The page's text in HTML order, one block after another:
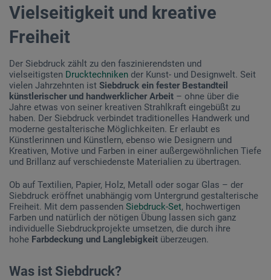
Vielseitigkeit und kreative
Freiheit
Der Siebdruck zählt zu den faszinierendsten und
vielseitigsten Drucktechniken der Kunst- und Designwelt. Seit
vielen Jahrzehnten ist Siebdruck ein fester Bestandteil
künstlerischer und handwerklicher Arbeit – ohne über die
Jahre etwas von seiner kreativen Strahlkraft eingebüßt zu
haben. Der Siebdruck verbindet traditionelles Handwerk und
moderne gestalterische Möglichkeiten. Er erlaubt es
Künstlerinnen und Künstlern, ebenso wie Designern und
Kreativen, Motive und Farben in einer außergewöhnlichen Tiefe
und Brillanz auf verschiedenste Materialien zu übertragen.
Ob auf Textilien, Papier, Holz, Metall oder sogar Glas – der
Siebdruck eröffnet unabhängig vom Untergrund gestalterische
Freiheit. Mit dem passenden Siebdruck-Set, hochwertigen
Farben und natürlich der nötigen Übung lassen sich ganz
individuelle Siebdruckprojekte umsetzen, die durch ihre
hohe Farbdeckung und Langlebigkeit überzeugen.
Was ist Siebdruck?